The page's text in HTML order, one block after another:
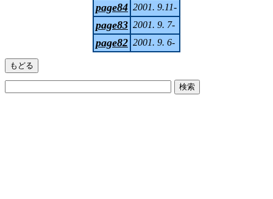
page84 2001. 9.11-
page83 2001. 9. 7-
page82 2001. 9. 6-